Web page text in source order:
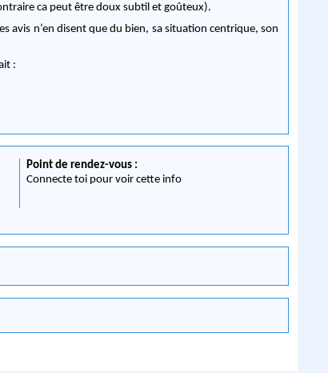
ca peut être doux subtil et goûteux).
avis n’en disent que du bien, sa situation centrique, son
:
Point de rendez-vous :
Connecte toi pour voir cette info